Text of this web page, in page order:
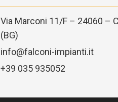
Via Marconi 11/F – 24060 –
(BG)
info@falconi-impianti.it
+39 035 935052